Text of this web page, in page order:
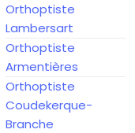
Orthoptiste
Lambersart
Orthoptiste
Armentières
Orthoptiste
Coudekerque-
Branche